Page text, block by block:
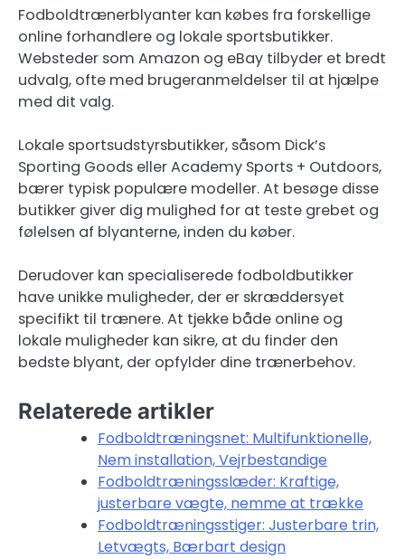
Fodboldtrænerblyanter kan købes fra forskellige
online forhandlere og lokale sportsbutikker.
Websteder som Amazon og eBay tilbyder et bredt
udvalg, ofte med brugeranmeldelser til at hjælpe
med dit valg.
Lokale sportsudstyrsbutikker, såsom Dick’s
Sporting Goods eller Academy Sports + Outdoors,
bærer typisk populære modeller. At besøge disse
butikker giver dig mulighed for at teste grebet og
følelsen af blyanterne, inden du køber.
Derudover kan specialiserede fodboldbutikker
have unikke muligheder, der er skræddersyet
specifikt til trænere. At tjekke både online og
lokale muligheder kan sikre, at du finder den
bedste blyant, der opfylder dine trænerbehov.
Relaterede artikler
Fodboldtræningsnet: Multifunktionelle,
Nem installation, Vejrbestandige
Fodboldtræningsslæder: Kraftige,
justerbare vægte, nemme at trække
Fodboldtræningsstiger: Justerbare trin,
Letvægts, Bærbart design